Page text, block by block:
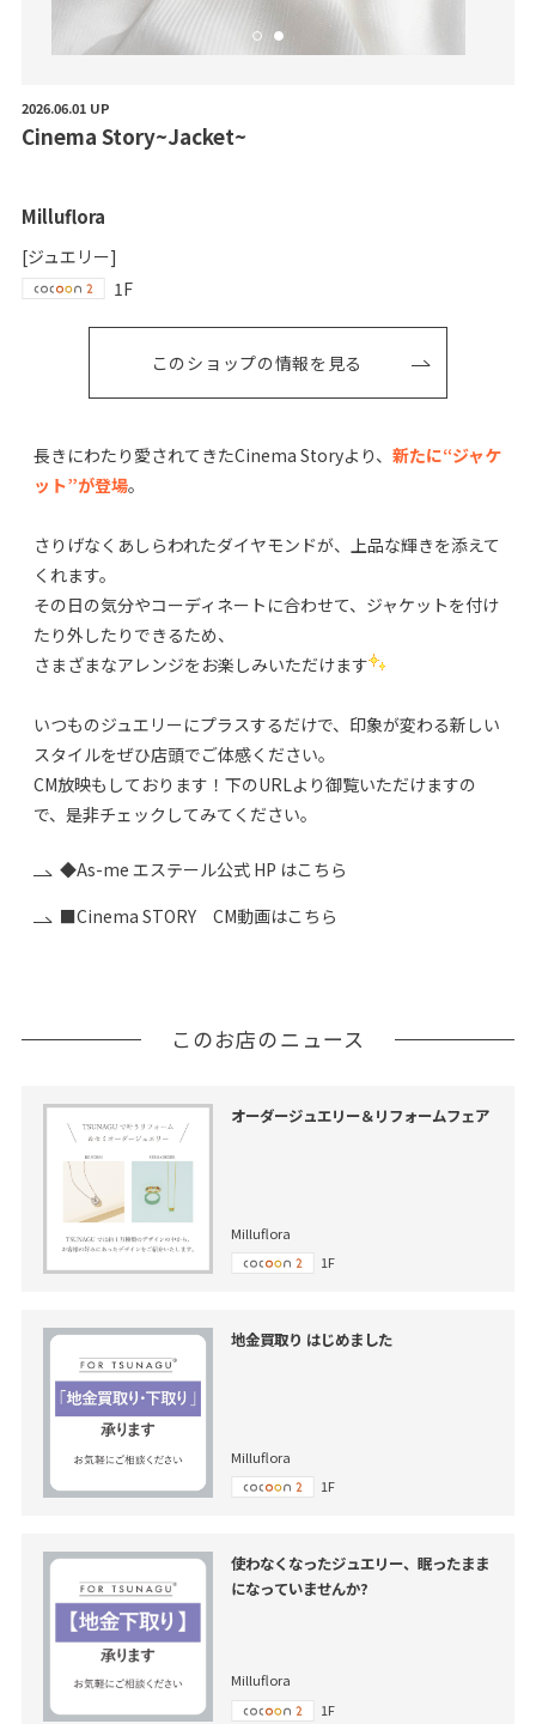
2026.06.01 UP
Cinema Story~Jacket~
Milluflora
[ジュエリー]
1F
このショップの情報を見る
長きにわたり愛されてきたCinema Storyより、 新たに“ジャケ
ット”が登場。
さりげなくあしらわれたダイヤモンドが、上品な輝きを添えて
くれます。
その日の気分やコーディネートに合わせて、ジャケットを付け
たり外したりできるため、
さまざまなアレンジをお楽しみいただけます
いつものジュエリーにプラスするだけで、印象が変わる新しい
スタイルをぜひ店頭でご体感ください。
CM放映もしております！下のURLより御覧いただけますの
で、是非チェックしてみてください。
◆As-me エステール公式 HP はこちら
■Cinema STORY CM動画はこちら
このお店のニュース
オーダージュエリー＆リフォームフェア
Milluflora
1F
地金買取り はじめました
Milluflora
1F
使わなくなったジュエリー、眠ったまま
になっていませんか?
Milluflora
1F